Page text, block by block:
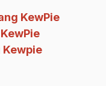
KewPie
Kewpie